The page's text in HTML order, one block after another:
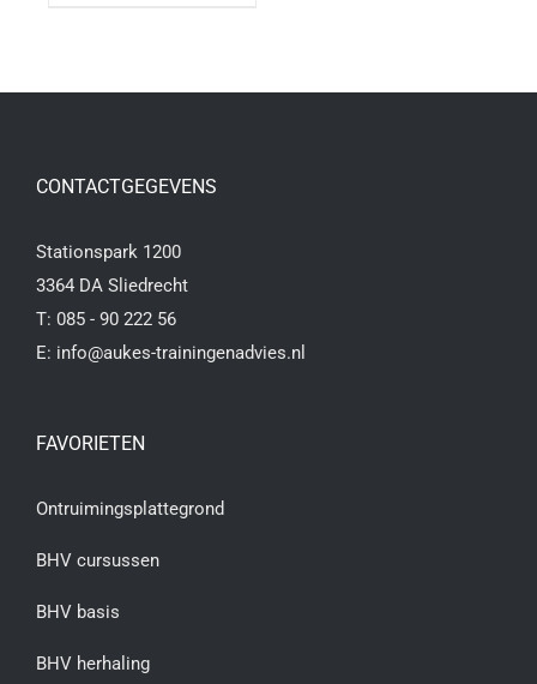
CONTACTGEGEVENS
Stationspark 1200
3364 DA Sliedrecht
T: 085 - 90 222 56
E: info@aukes-trainingenadvies.nl
FAVORIETEN
Ontruimingsplattegrond
BHV cursussen
BHV basis
BHV herhaling